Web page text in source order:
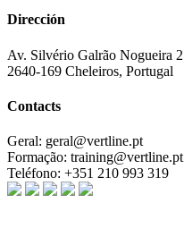
Dirección
Av. Silvério Galrão Nogueira 2
2640-169 Cheleiros, Portugal
Contacts
Geral: geral@vertline.pt
Formação: training@vertline.pt
Teléfono: +351 210 993 319